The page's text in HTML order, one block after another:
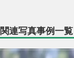
関連写真事例一覧